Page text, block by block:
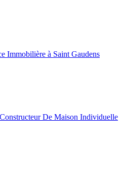
Immobilière à Saint Gaudens
De Maison Individuelle